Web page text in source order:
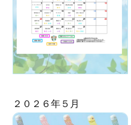
２０２６年５月